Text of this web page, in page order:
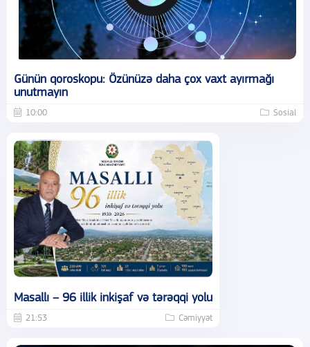
Günün qoroskopu: Özünüzə daha çox vaxt ayırmağı
unutmayın
10:00 Sosial
Masallı – 96 illik inkişaf və tərəqqi yolu
21:53 Cəmiyyət